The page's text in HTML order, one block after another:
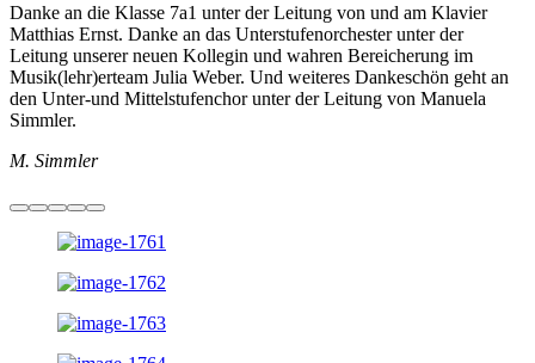
Danke an die Klasse 7a1 unter der Leitung von und am Klavier
Matthias Ernst. Danke an das Unterstufenorchester unter der
Leitung unserer neuen Kollegin und wahren Bereicherung im
Musik(lehr)erteam Julia Weber. Und weiteres Dankeschön geht an
den Unter-und Mittelstufenchor unter der Leitung von Manuela
Simmler.
M. Simmler